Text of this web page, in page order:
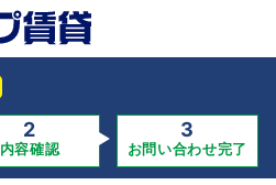
内容確認 お問い合わせ完了